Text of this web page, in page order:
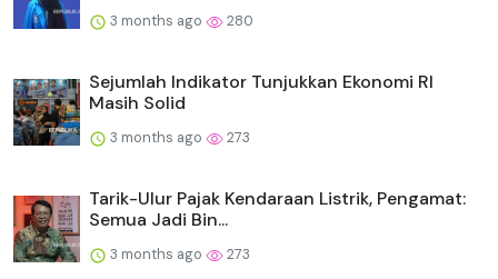
3 months ago 280
Sejumlah Indikator Tunjukkan Ekonomi RI
Masih Solid
3 months ago 273
Tarik-Ulur Pajak Kendaraan Listrik, Pengamat:
Semua Jadi Bin...
3 months ago 273